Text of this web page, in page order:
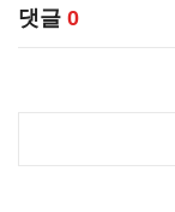
댓글 0